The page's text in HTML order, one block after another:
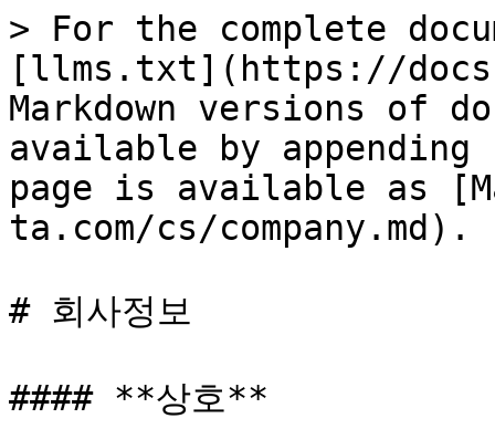
> For the complete
[llms.txt](https://
Markdown versions of
available by
page is available as
ta.com/cs/company.md).
# 회사정보
#### **상호**